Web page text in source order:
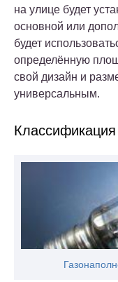
на улице будет
основной или
будет
определённую
свой дизайн и
универсальным.
Классификация